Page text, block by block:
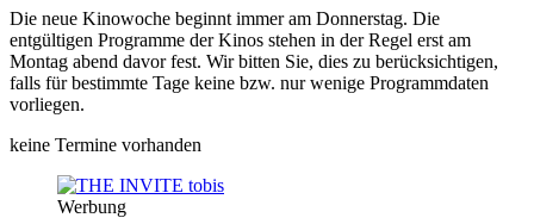
Die neue Kinowoche beginnt immer am Donnerstag. Die
entgültigen Programme der Kinos stehen in der Regel erst am
Montag abend davor fest. Wir bitten Sie, dies zu berücksichtigen,
falls für bestimmte Tage keine bzw. nur wenige Programmdaten
vorliegen.
keine Termine vorhanden
Werbung